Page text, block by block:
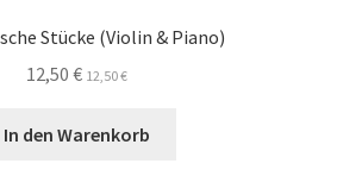
Stücke (Violin & Piano)
12,50 € 12,50€
In den Warenkorb